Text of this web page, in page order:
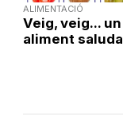
ALIMENTACIÓ
Veig, veig... un
aliment